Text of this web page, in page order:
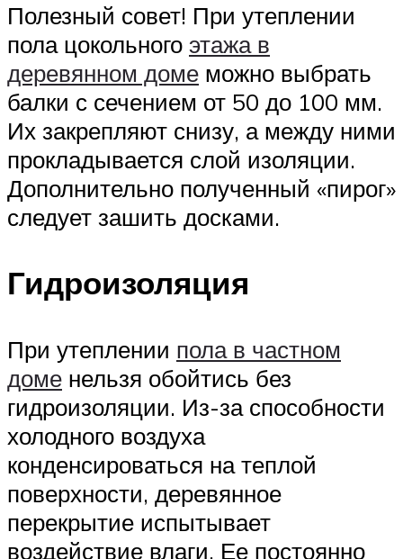
Полезный совет! При утеплении
пола цокольного этажа в
деревянном доме можно выбрать
балки с сечением от 50 до 100 мм.
Их закрепляют снизу, а между ними
прокладывается слой изоляции.
Дополнительно полученный «пирог»
следует зашить досками.
Гидроизоляция
При утеплении пола в частном
доме нельзя обойтись без
гидроизоляции. Из-за способности
холодного воздуха
конденсироваться на теплой
поверхности, деревянное
перекрытие испытывает
воздействие влаги. Ее постоянно